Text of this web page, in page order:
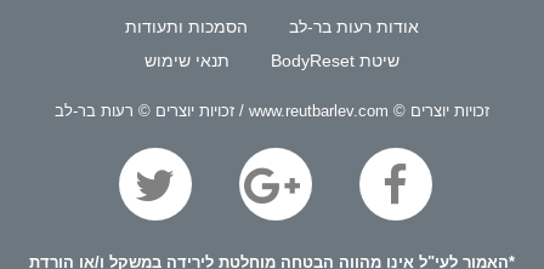
אודות רעות בר-לב
הסמכות ותעודות
שיטת BodyReset
תנאי שימוש
זכויות יוצרים © www.reutbarlev.com / זכויות יוצרים © רעות בר-לב
*האמור לעי"ל אינו מהווה הבטחה מוחלטת לירידה במשקל ו/או הורדת